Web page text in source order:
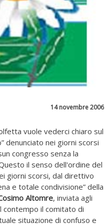
14 novembre 2006
vuole vederci chiaro sul
denunciato nei giorni scorsi
congresso senza la
il senso dell'ordine del
giorni scorsi, dal direttivo
e totale condivisione” della
Altomre, inviata agli
contempo il comitato di
situazione di confuso e